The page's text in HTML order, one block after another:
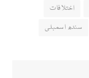
اختلافات
سندھ اسمبلی